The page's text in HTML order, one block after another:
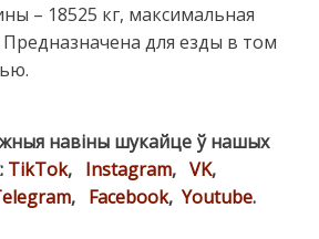
– 18525 кг, максимальная
для езды в том
навіны шукайце ў нашых
TikTok, Instagram, VK,
, Facebook, Youtube.